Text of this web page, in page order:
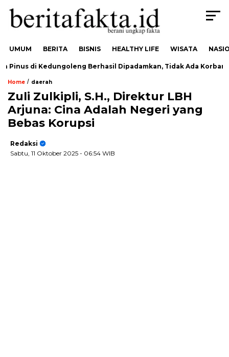
UMUM BERITA BISNIS HEALTHY LIFE WISATA
di Kedungoleng Berhasil Dipadamkan, Tidak Ada Korban
Home / daerah
Zuli Zulkipli, S.H., Direktur LBH
Arjuna: Cina Adalah Negeri yang
Bebas Korupsi
Redaksi
Sabtu, 11 Oktober 2025 - 06:54 WIB